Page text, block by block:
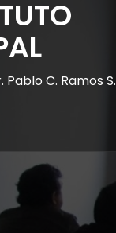
C. Ramos S.